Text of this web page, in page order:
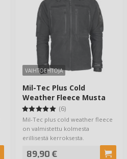
VAIHTOEHTOJA
Mil-Tec Plus Cold
Weather Fleece Musta
(6)
Mil-Tec plus cold weather fleece
on valmistettu kolmesta
erillisestä kerroksesta.
89,90 €